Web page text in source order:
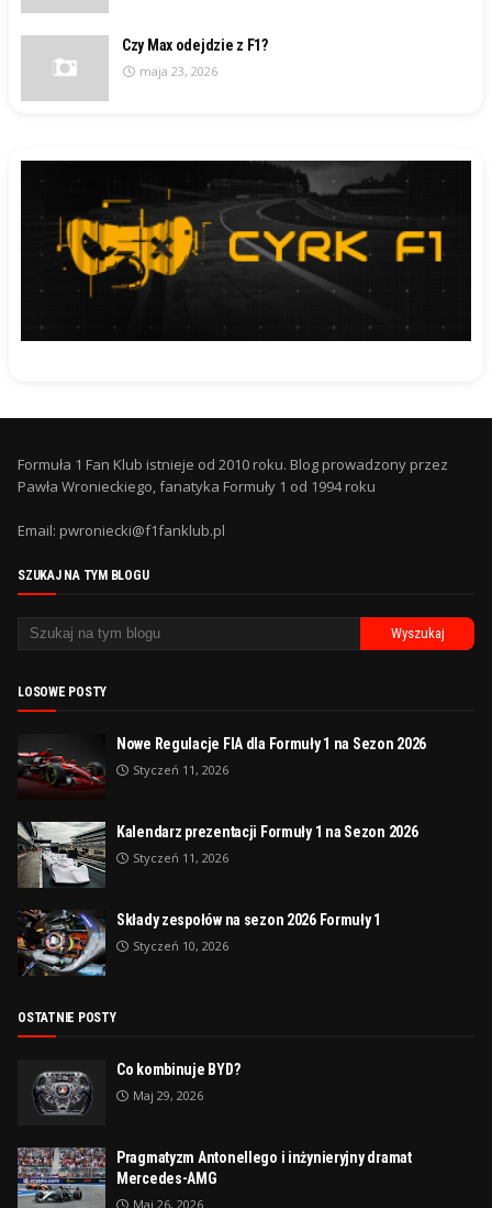
Czy Max odejdzie z F1?
maja 23, 2026
Formuła 1 Fan Klub istnieje od 2010 roku. Blog prowadzony przez
Pawła Wronieckiego, fanatyka Formuły 1 od 1994 roku
Email: pwroniecki@f1fanklub.pl
SZUKAJ NA TYM BLOGU
LOSOWE POSTY
Nowe Regulacje FIA dla Formuły 1 na Sezon 2026
Styczeń 11, 2026
Kalendarz prezentacji Formuły 1 na Sezon 2026
Styczeń 11, 2026
Składy zespołów na sezon 2026 Formuły 1
Styczeń 10, 2026
OSTATNIE POSTY
Co kombinuje BYD?
Maj 29, 2026
Pragmatyzm Antonellego i inżynieryjny dramat
Mercedes-AMG
Maj 26, 2026